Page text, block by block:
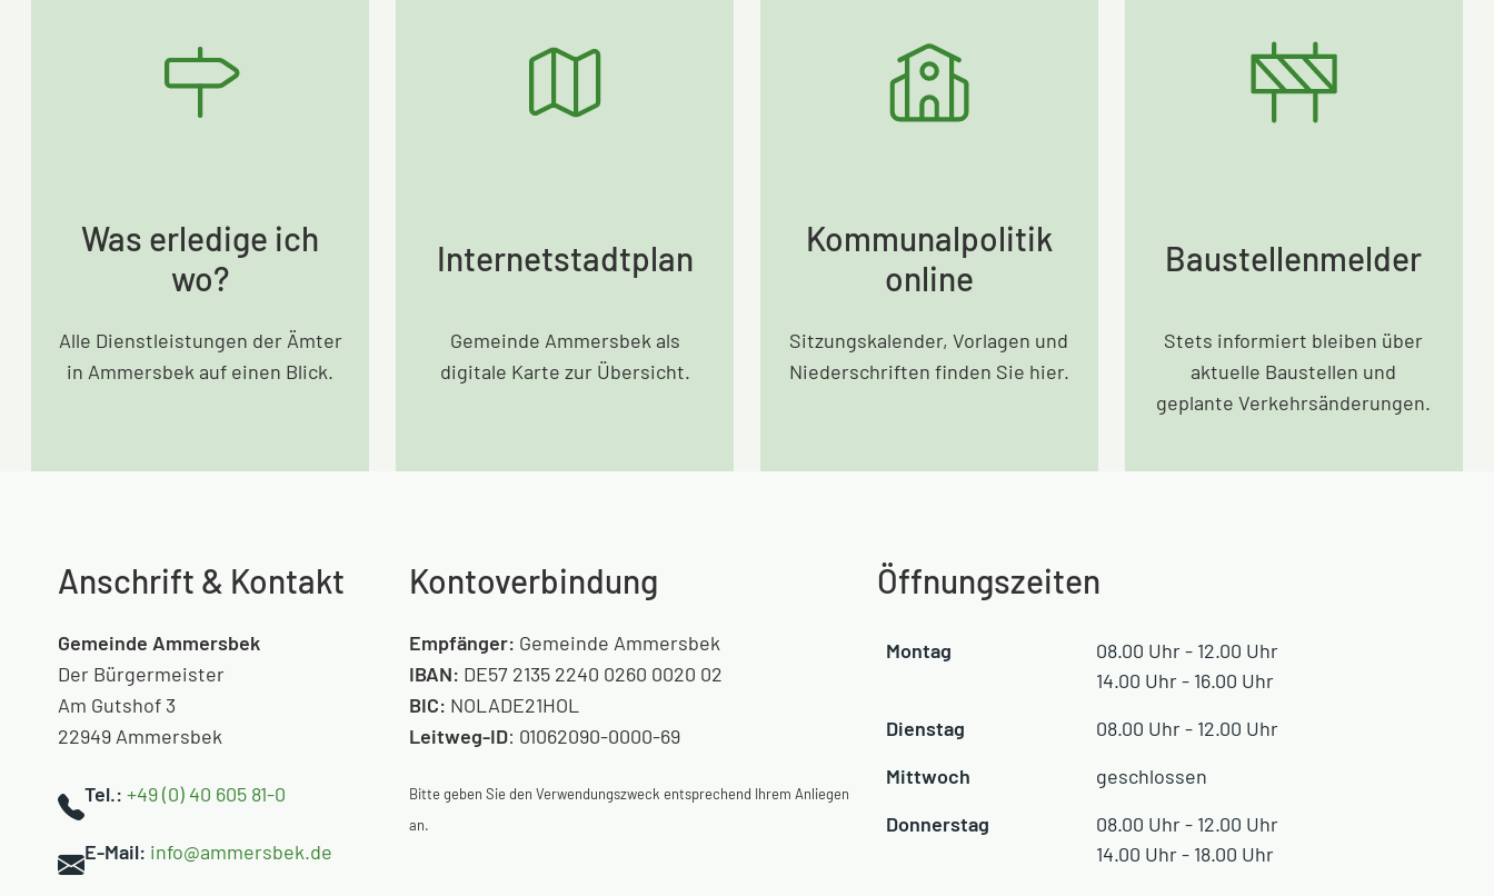
Was erledige ich
wo?
Alle Dienstleistungen der Ämter
in Ammersbek auf einen Blick.
Internetstadtplan
Gemeinde Ammersbek als
digitale Karte zur Übersicht.
Kommunalpolitik
online
Sitzungskalender, Vorlagen und
Niederschriften finden Sie hier.
Baustellenmelder
Stets informiert bleiben über
aktuelle Baustellen und
geplante Verkehrsänderungen.
Anschrift & Kontakt
Gemeinde Ammersbek
Der Bürgermeister
Am Gutshof 3
22949 Ammersbek
Tel.: +49 (0) 40 605 81-0
E-Mail: info@ammersbek.de
Kontoverbindung
Empfänger: Gemeinde Ammersbek
IBAN: DE57 2135 2240 0260 0020 02
BIC: NOLADE21HOL
Leitweg-ID: 01062090-0000-69
Bitte geben Sie den Verwendungszweck entsprechend Ihrem Anliegen
an.
Öffnungszeiten
Montag
08.00 Uhr - 12.00 Uhr
14.00 Uhr - 16.00 Uhr
Dienstag
08.00 Uhr - 12.00 Uhr
Mittwoch
geschlossen
Donnerstag
08.00 Uhr - 12.00 Uhr
14.00 Uhr - 18.00 Uhr